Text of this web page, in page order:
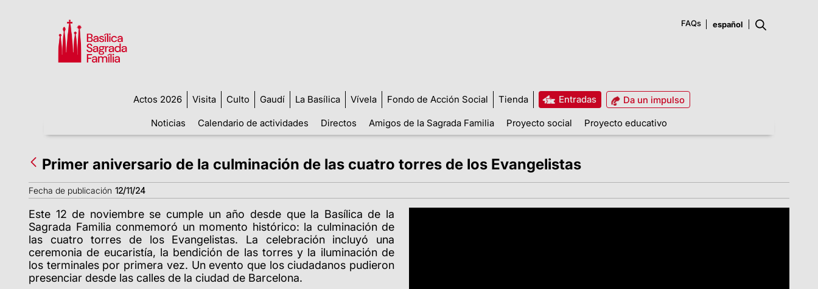
FAQs
Actos 2026 Visita Culto Gaudí La Basílica Vívela Fondo de Acción Social Tienda Entradas
Da un impulso
Noticias
Calendario de actividades Directos Amigos de la Sagrada Familia Proyecto social Proyecto educativo
Primer aniversario de la culminación de las cuatro torres de los Evangelistas
Fecha de publicación 12/11/24
Este 12 de noviembre se cumple un año desde que la Basílica de la
Sagrada Familia conmemoró un momento histórico: la culminación de
las cuatro torres de los Evangelistas. La celebración incluyó una
ceremonia de eucaristía, la bendición de las torres y la iluminación de
los terminales por primera vez. Un evento que los ciudadanos pudieron
presenciar desde las calles de la ciudad de Barcelona.